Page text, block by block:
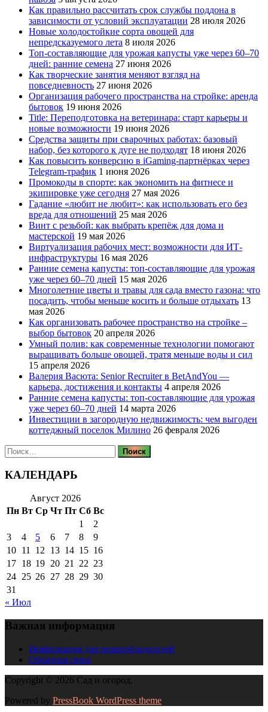
Как правильно рассчитать срок службы поддона в
зависимости от условий эксплуатации 28 июля 2026
Новые холодостойкие сорта овощей для
непредсказуемого лета 8 июля 2026
Топ-составляющие для урожая капусты уже через 60–70
дней: ранние семена 27 июня 2026
Как творческие занятия меняют взгляд на
повседневность 27 июня 2026
Организация рабочего пространства на стройке: аренда
бытовок 19 июня 2026
Title: Переподготовка на ветеринара: старт карьеры и
новые возможности 19 июня 2026
Средства защиты при сварочных работах: базовый
набор, без которого к дуге не подходят 18 июня 2026
Как повысить конверсию в iGaming-партнёрках через
Telegram-трафик 1 июня 2026
Промокоды в спорте: как экономить на фитнесе и
экипировке уже сегодня 27 мая 2026
Гадание «любит не любит»: как использовать его без
вреда для отношений 25 мая 2026
Винт с резьбой: как выбрать крепёж для дома и
мастерской 19 мая 2026
Виртуализация рабочих мест: возможности для ИТ-
инфраструктуры 16 мая 2026
Ранние семена капусты: топ‑составляющие для урожая
уже через 60–70 дней 15 мая 2026
Многолетние цветы и травы для сада вместо газона: что
посадить, чтобы меньше косить и больше отдыхать 13
мая 2026
Как организовать рабочее пространство на стройке –
выбор бытовок 20 апреля 2026
Умный полив: как современные технологии помогают
выращивать больше овощей, тратя меньше воды и сил
15 апреля 2026
Валерия Васюта: Senior Recruiter в BetAndYou —
карьера, достижения и контакты 4 апреля 2026
Ранние семена капусты: топ‑составляющие для урожая
уже через 60–70 дней 14 марта 2026
Инвестиции в загородную недвижимость: чем выгоден
коттеджный поселок Милино 26 февраля 2026
Найти:
КАЛЕНДАРЬ
Август 2026
Пн Вт Ср Чт Пт Сб Вс
1
2
3
4 5 6 7 8
9
10 11 12 13 14 15 16
17 18 19 20 21 22 23
24 25 26 27 28 29 30
31
« Июл
Важная информация
Информация для правообладателей
Обратная связь
Copyright © 2026 Сад и огород.
Powered by PressBook WordPress theme